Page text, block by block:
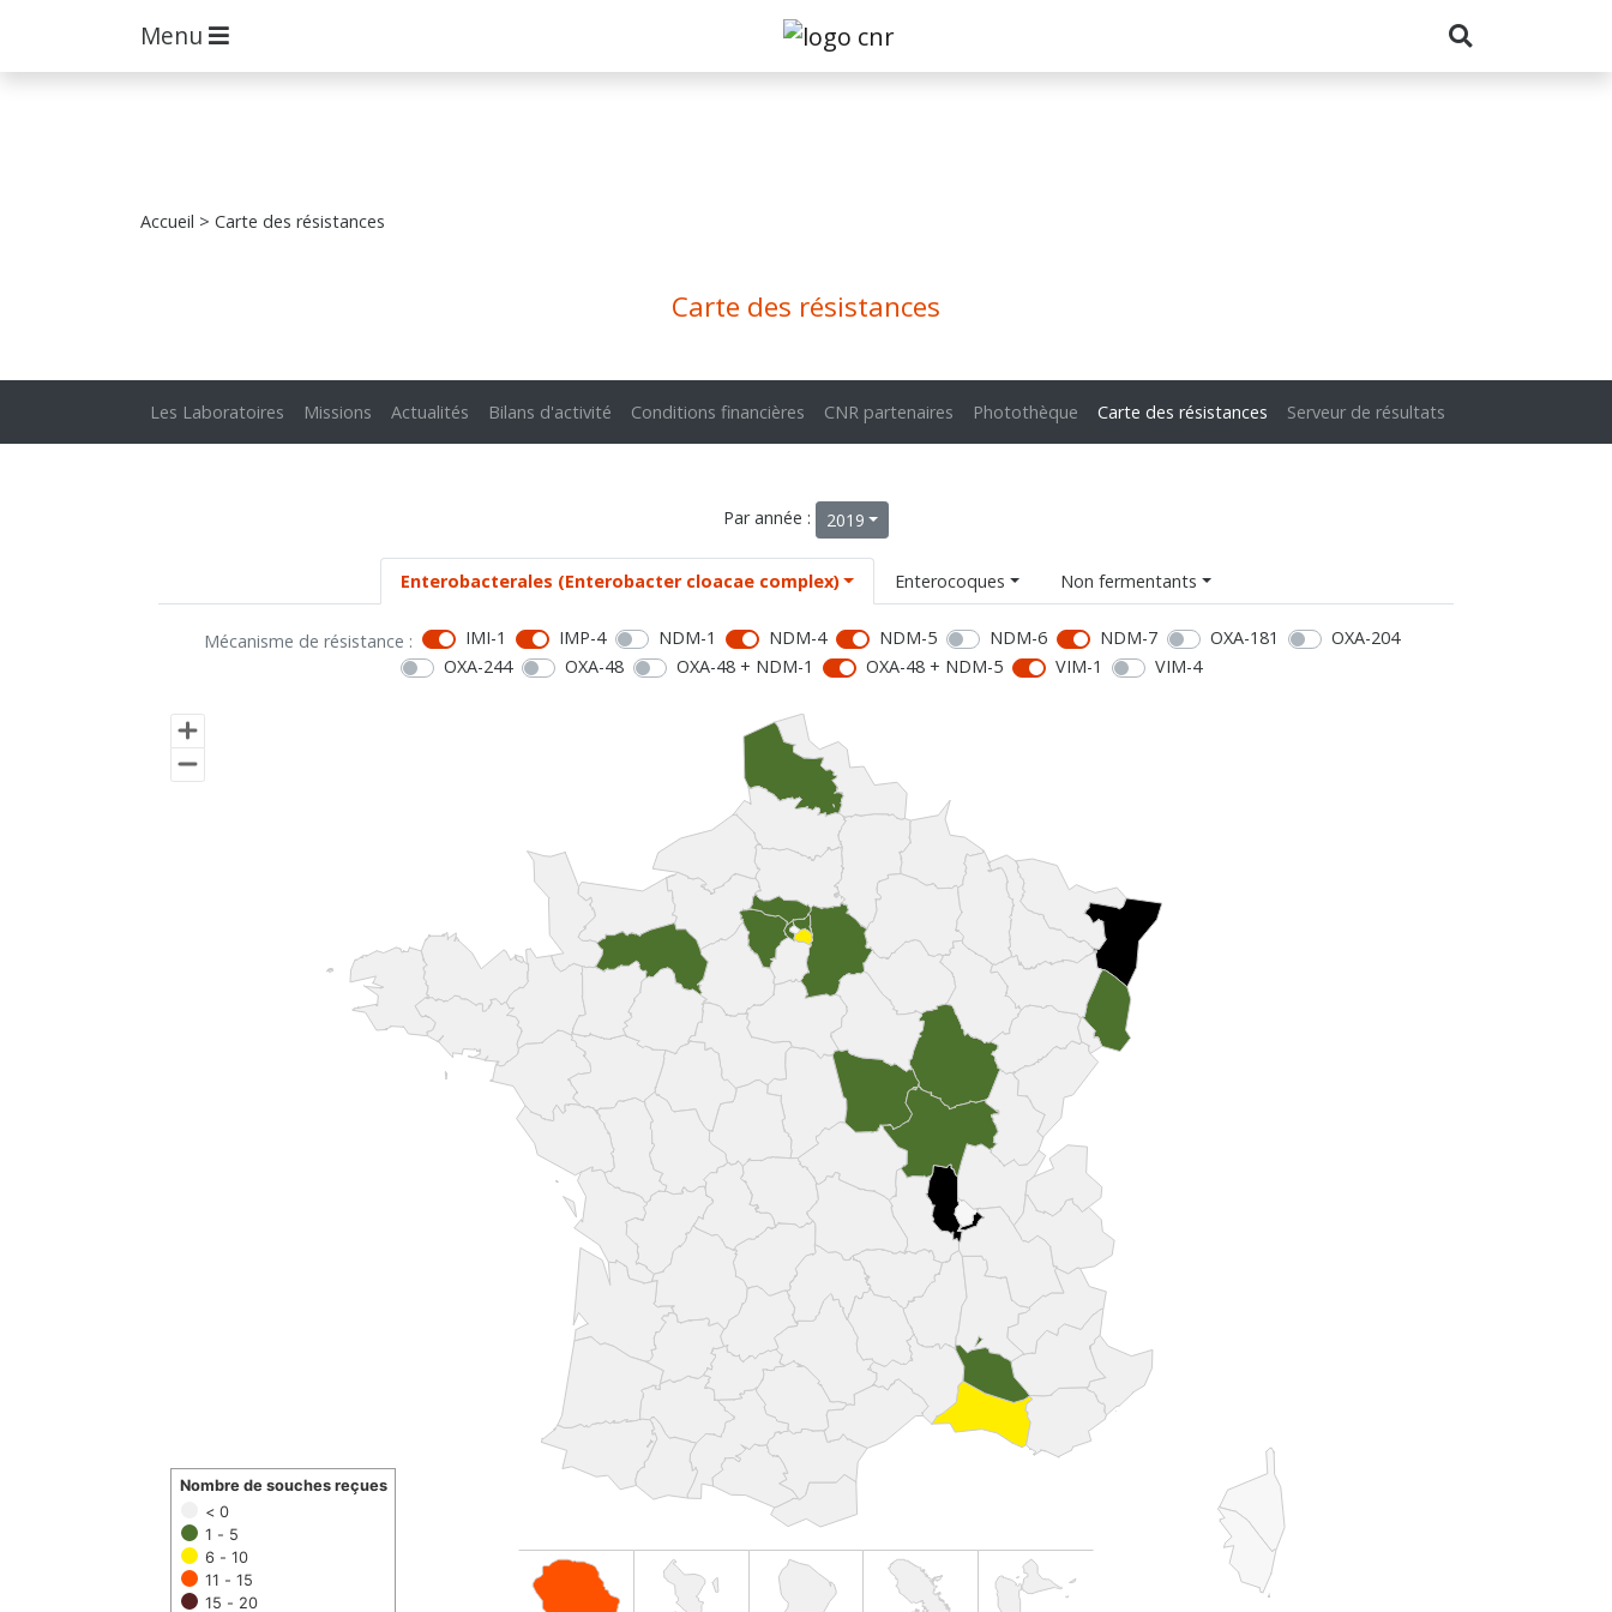
Menu
Accueil > Carte des résistances
Carte des résistances
Les Laboratoires Missions Actualités Bilans d'activité Conditions financières CNR partenaires Photothèque Carte des résistances Serveur de résultats
Par année : 2019
Enterobacterales (Enterobacter cloacae complex) Enterocoques Non fermentants
Mécanisme de résistance : IMI-1 IMP-4 NDM-1 NDM-4 NDM-5 NDM-6 NDM-7 OXA-181
OXA-204
OXA-244
OXA-48 OXA-48 + NDM-1 OXA-48 + NDM-5 VIM-1 VIM-4
< 0
1 - 5
6 - 10
11 - 15
15 - 20
Nombre de souches reçues